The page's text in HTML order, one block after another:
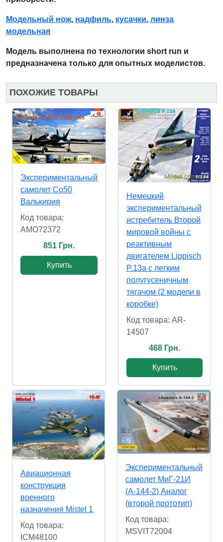
Модельный нож, надфиль, кусачки, линза
модельная
Модель выполнена по технологии short run и
предназначена только для опытных моделистов.
ПОХОЖИЕ ТОВАРЫ
Экспериментальный
самолет Co50
Валькирия
Код товара:
AMO72372
851 Грн.
Купить
Немецкий
экспериментальный
истребитель Второй
мировой войны с
реактивным
двигателем Lippisch
P.13a с легким
полугусеничным
тягачом (2 модели в
коробке)
Код товара: AR-
14507
468 Грн.
Купить
Авиационная
конструкция
военного
назначения Mistel 1
Код товара:
ICM48100
Экспериментальный
самолет МиГ-21И
(А-144-2) Аналог
(второй прототип)
Код товара:
MSVIT72004